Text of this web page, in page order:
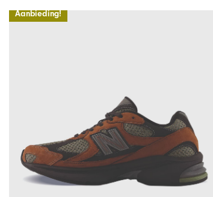
Aanbieding!